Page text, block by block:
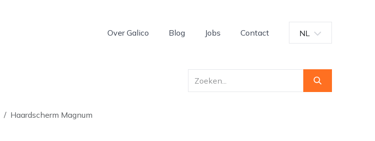
Over Galico Blog Jobs Contact NL
Haardscherm Magnum